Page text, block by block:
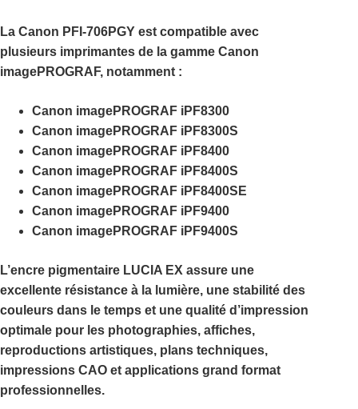
La Canon PFI-706PGY est compatible avec
plusieurs imprimantes de la gamme Canon
imagePROGRAF, notamment :
Canon imagePROGRAF iPF8300
Canon imagePROGRAF iPF8300S
Canon imagePROGRAF iPF8400
Canon imagePROGRAF iPF8400S
Canon imagePROGRAF iPF8400SE
Canon imagePROGRAF iPF9400
Canon imagePROGRAF iPF9400S
L’encre pigmentaire LUCIA EX assure une
excellente résistance à la lumière, une stabilité des
couleurs dans le temps et une qualité d’impression
optimale pour les photographies, affiches,
reproductions artistiques, plans techniques,
impressions CAO et applications grand format
professionnelles.